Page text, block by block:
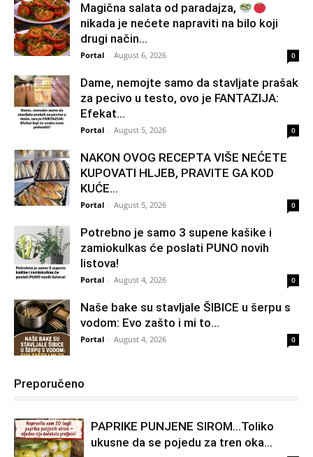
Magična salata od paradajza,
nikada je nećete napraviti na bilo koji
drugi način…
Portal - August 6, 2026 0
Dame, nemojte samo da stavljate prašak
za pecivo u testo, ovo je FANTAZIJA:
Efekat...
Portal - August 5, 2026 0
NAKON OVOG RECEPTA VIŠE NEĆETE
KUPOVATI HLJEB, PRAVITE GA KOD
KUĆE…
Portal - August 5, 2026 0
Potrebno je samo 3 supene kašike i
zamiokulkas će poslati PUNO novih
listova!
Portal - August 4, 2026 0
Naše bake su stavljale ŠIBICE u šerpu s
vodom: Evo zašto i mi to...
Portal - August 4, 2026 0
Preporučeno
PAPRIKE PUNJENE SIROM…Toliko
ukusne da se pojedu za tren oka…